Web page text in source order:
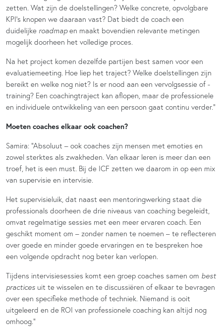
zetten. Wat zijn de doelstellingen? Welke concrete, opvolgbare
KPI’s knopen we daaraan vast? Dat biedt de coach een
duidelijke roadmapen maakt bovendien relevante metingen
mogelijk doorheen het volledige proces.
Na het project komen dezelfde partijen best samen voor een
evaluatiemeeting. Hoe liep het traject? Welke doelstellingen zijn
bereikt en welke nog niet? Is er nood aan een vervolgsessie of -
training? Een coachingtraject kan aflopen, maar de professionele
en individuele ontwikkeling van een persoon gaat continu verder.”
Moeten coaches elkaar ook coachen?
Samira: “Absoluut – ook coaches zijn mensen met emoties en
zowel sterktes als zwakheden. Van elkaar leren is meer dan een
troef, het is een must. Bij de ICF zetten we daarom in op een mix
van supervisie en intervisie.
Het supervisieluik, dat naast een mentoringwerking staat die
professionals doorheen de drie niveaus van coaching begeleidt,
omvat regelmatige sessies met een meer ervaren coach. Een
geschikt moment om – zonder namen te noemen – te reflecteren
over goede en minder goede ervaringen en te bespreken hoe
een volgende opdracht nog beter kan verlopen.
Tijdens intervisiesessies komt een groep coaches samen om best
practices uit te wisselen en te discussiëren of elkaar te bevragen
over een specifieke methode of techniek. Niemand is ooit
uitgeleerd en de ROI van professionele coaching kan altijd nog
omhoog.”